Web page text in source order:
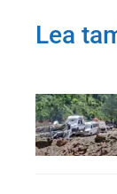
Lea